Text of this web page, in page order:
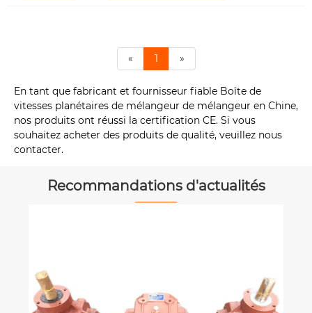
« 1 »
En tant que fabricant et fournisseur fiable Boîte de
vitesses planétaires de mélangeur de mélangeur en Chine,
nos produits ont réussi la certification CE. Si vous
souhaitez acheter des produits de qualité, veuillez nous
contacter.
Recommandations d'actualités